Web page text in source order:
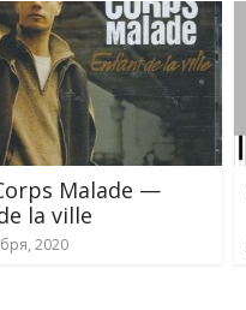
Malade —
la ville
2020